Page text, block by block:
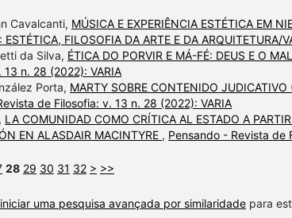
Cavalcanti, MÚSICA E EXPERIÊNCIA ESTÉTICA EM
FILOSOFIA DA ARTE E DA ARQUITETURA/
da Silva, ÉTICA DO PORVIR E MÁ-FÉ: DEUS E O
n. 28 (2022): VARIA
Porta, MARTY SOBRE CONTENIDO
de Filosofia: v. 13 n. 28 (2022): VARIA
LA COMUNIDAD COMO CRÍTICA AL ESTADO A
EN ALASDAIR MACINTYRE , Pensando - Revista de
28 29 30 31 32 > >>
iniciar uma pesquisa avançada por similaridade para